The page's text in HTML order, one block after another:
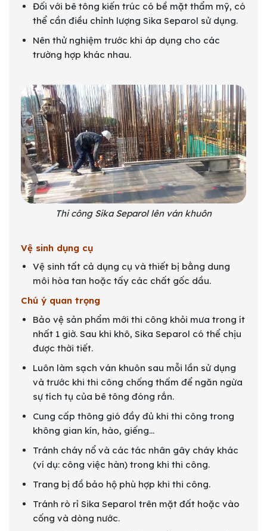
Đối với bê tông kiến trúc có bề mặt thẩm mỹ, có
thể cần điều chỉnh lượng Sika Separol sử dụng.
Nên thử nghiệm trước khi áp dụng cho các
trường hợp khác nhau.
Thi công Sika Separol lên ván khuôn
Vệ sinh dụng cụ
Vệ sinh tất cả dụng cụ và thiết bị bằng dung
môi hòa tan hoặc tấy các chất gốc dầu.
Chú ý quan trọng
Bảo vệ sản phẩm mới thi công khỏi mưa trong ít
nhất 1 giờ. Sau khi khô, Sika Separol có thể chịu
được thời tiết.
Luôn làm sạch ván khuôn sau mỗi lần sử dụng
và trước khi thi công chống thấm để ngăn ngừa
sự tích tụ của bê tông đóng rắn.
Cung cấp thông gió đầy đủ khi thi công trong
không gian kín, hào, giếng…
Tránh cháy nổ và các tác nhân gây cháy khác
(ví dụ: công việc hàn) trong khi thi công.
Trang bị đồ bảo hộ phù hợp khi thi công.
Tránh rò rỉ Sika Separol trên mặt đất hoặc vào
cống và dòng nước.